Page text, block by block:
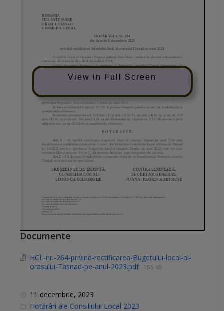
View in Full Screen
Documente
HCL-nr.-264-privind-rectificarea-Bugetului-local-al-
orasului-Tasnad-pe-anul-2023.pdf 155 kB
11 decembrie, 2023
C
Hotărâri ale Consiliului Local 2023